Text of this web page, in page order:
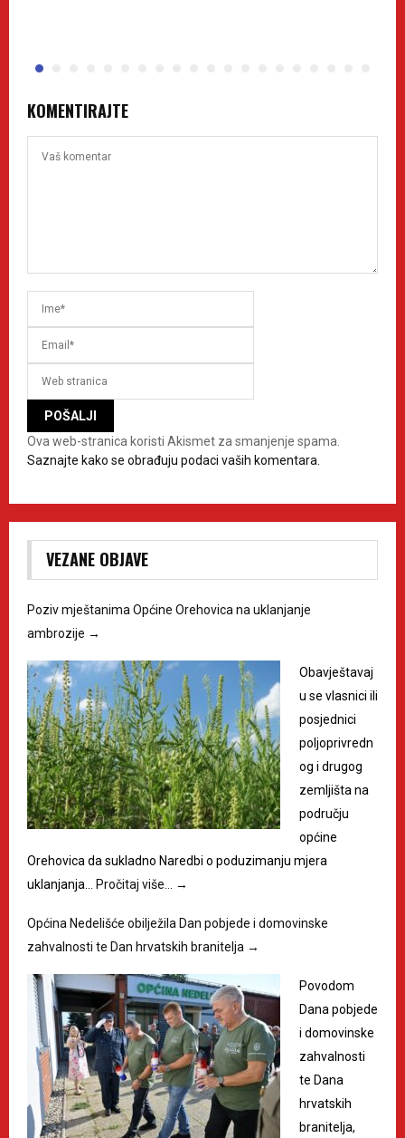
KOMENTIRAJTE
Ova web-stranica koristi Akismet za smanjenje spama.
Saznajte kako se obrađuju podaci vaših komentara.
VEZANE OBJAVE
Poziv mještanima Općine Orehovica na uklanjanje
ambrozije →
Obavještavaj
u se vlasnici ili
posjednici
poljoprivredn
og i drugog
zemljišta na
području
općine
Orehovica da sukladno Naredbi o poduzimanju mjera
uklanjanja… Pročitaj više… →
Općina Nedelišće obilježila Dan pobjede i domovinske
zahvalnosti te Dan hrvatskih branitelja →
Povodom
Dana pobjede
i domovinske
zahvalnosti
te Dana
hrvatskih
branitelja,